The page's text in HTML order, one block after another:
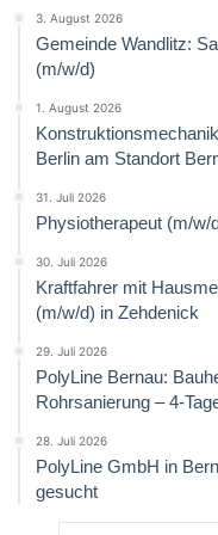
3. August 2026
Gemeinde Wandlitz:
(m/w/d)
1. August 2026
Berlin am Standort
31. Juli 2026
Physiotherapeut (m/w/
30. Juli 2026
Kraftfahrer mit
(m/w/d) in Zehdenick
29. Juli 2026
PolyLine Bernau:
Rohrsanierung – 4-
28. Juli 2026
PolyLine GmbH in
gesucht